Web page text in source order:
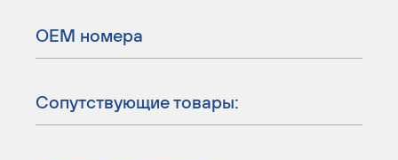
ОЕМ номера
Сопутствующие товары: